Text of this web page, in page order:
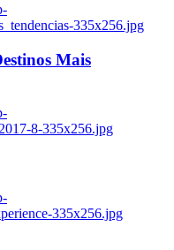
335x256.jpg
Mais
8-335x256.jpg
335x256.jpg